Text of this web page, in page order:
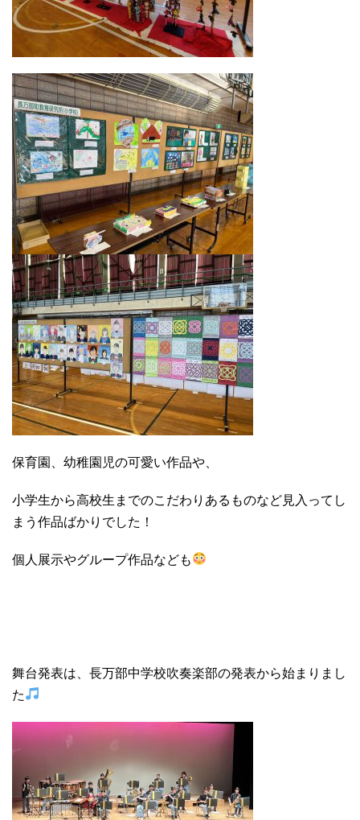
保育園、幼稚園児の可愛い作品や、
小学生から高校生までのこだわりあるものなど見入ってし
まう作品ばかりでした！
個人展示やグループ作品なども
舞台発表は、長万部中学校吹奏楽部の発表から始まりまし
た